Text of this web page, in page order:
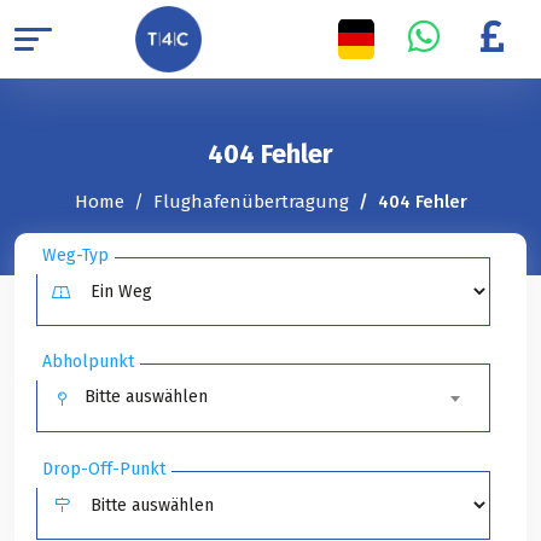
404 Fehler
Home Flughafenübertragung 404 Fehler
Weg-Typ
Abholpunkt
Bitte auswählen
Drop-Off-Punkt